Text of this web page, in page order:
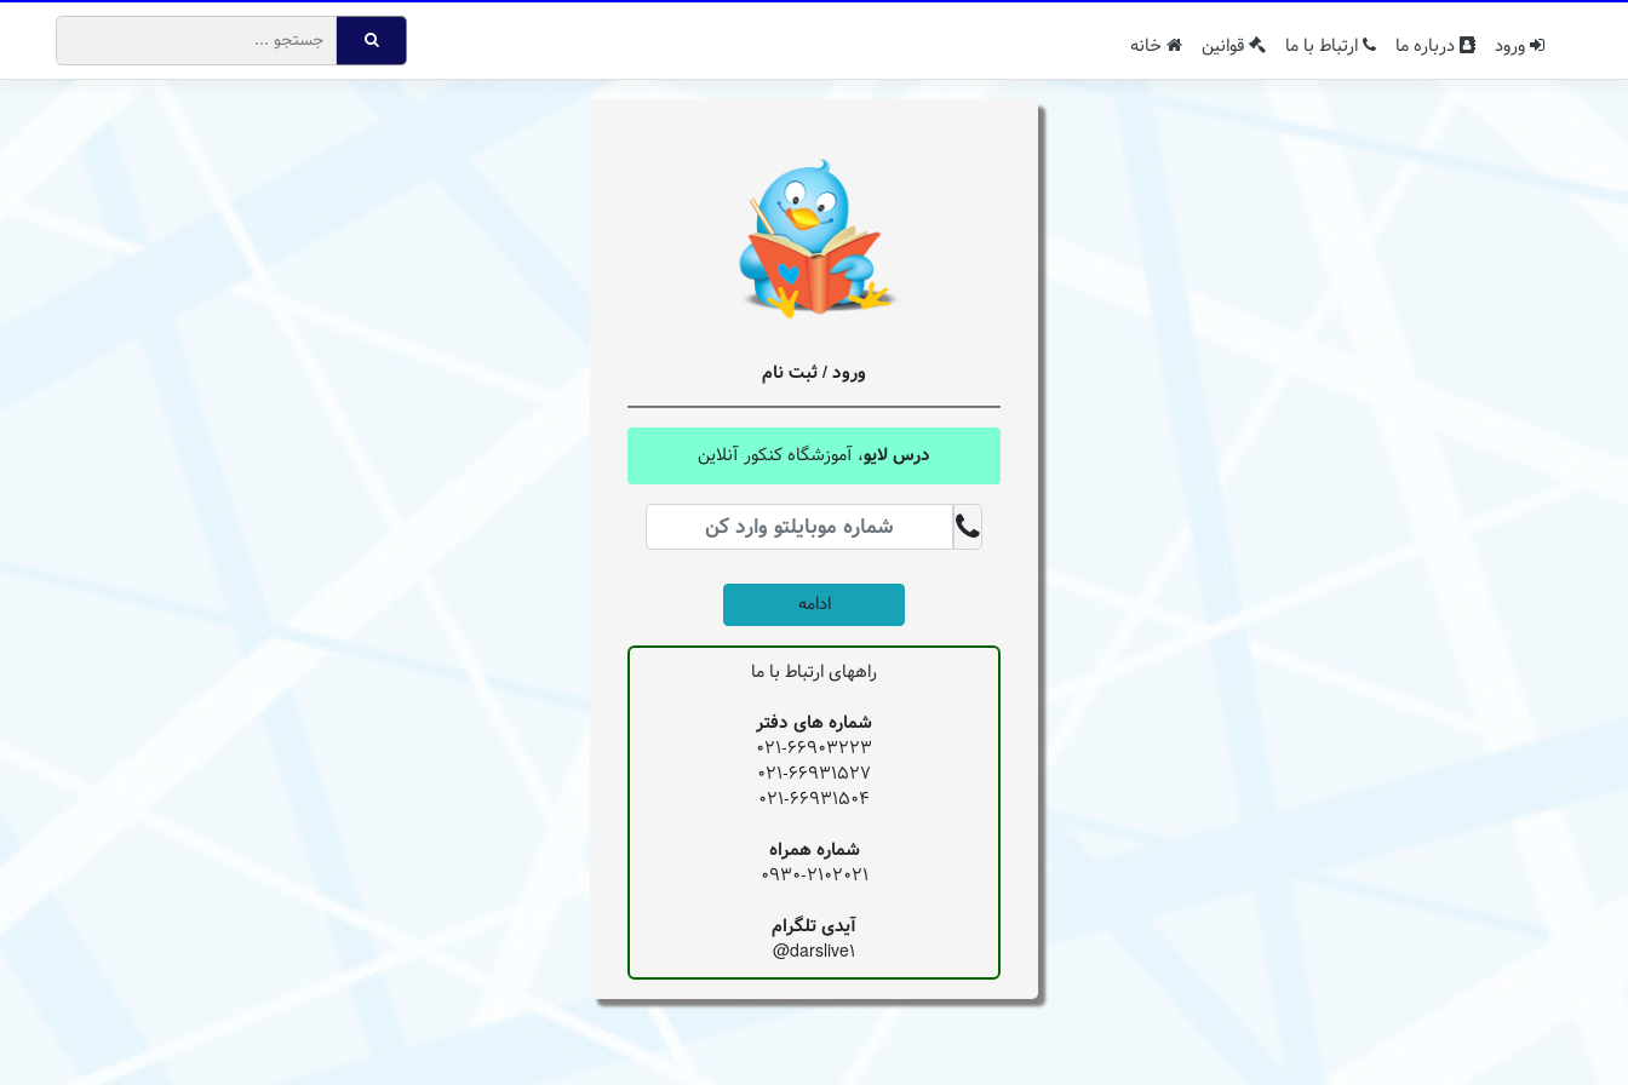
ورود درباره ما ارتباط با ما قوانین خانه
ورود / ثبت نام
درس لایو، آموزشگاه کنکور آنلاین
ادامه
راههای ارتباط با ما
شماره های دفتر
021-66903223
021-66931527
021-66931504
شماره همراه
0930-2102021
آیدی تلگرام
darslive1@